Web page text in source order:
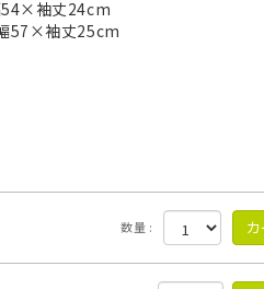
袖丈24cm
57×袖丈25cm
数量 :